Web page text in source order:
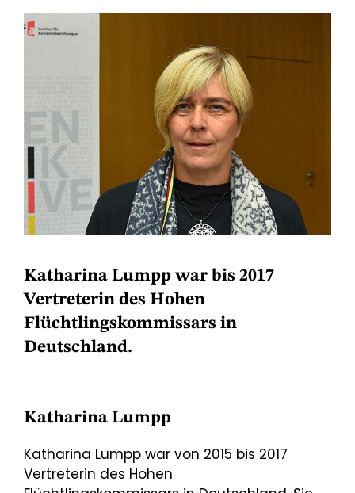
Katharina Lumpp war bis 2017
Vertreterin des Hohen
Flüchtlingskommissars in
Deutschland.
Katharina Lumpp
Katharina Lumpp war von 2015 bis 2017
Vertreterin des Hohen